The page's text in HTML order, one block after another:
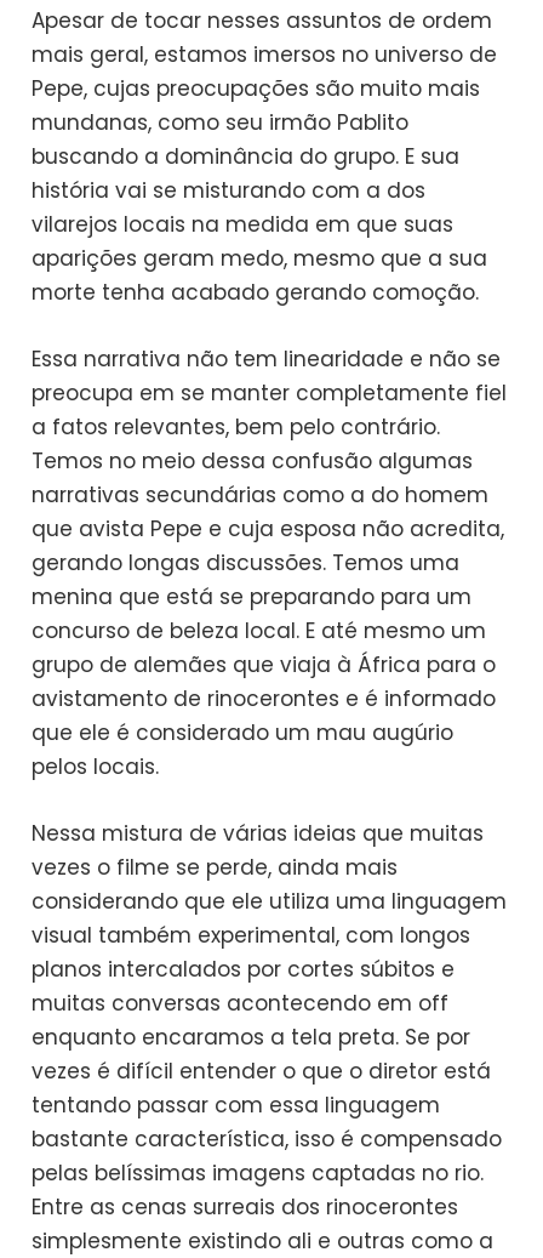
Apesar de tocar nesses assuntos de ordem
mais geral, estamos imersos no universo de
Pepe, cujas preocupações são muito mais
mundanas, como seu irmão Pablito
buscando a dominância do grupo. E sua
história vai se misturando com a dos
vilarejos locais na medida em que suas
aparições geram medo, mesmo que a sua
morte tenha acabado gerando comoção.
Essa narrativa não tem linearidade e não se
preocupa em se manter completamente fiel
a fatos relevantes, bem pelo contrário.
Temos no meio dessa confusão algumas
narrativas secundárias como a do homem
que avista Pepe e cuja esposa não acredita,
gerando longas discussões. Temos uma
menina que está se preparando para um
concurso de beleza local. E até mesmo um
grupo de alemães que viaja à África para o
avistamento de rinocerontes e é informado
que ele é considerado um mau augúrio
pelos locais.
Nessa mistura de várias ideias que muitas
vezes o filme se perde, ainda mais
considerando que ele utiliza uma linguagem
visual também experimental, com longos
planos intercalados por cortes súbitos e
muitas conversas acontecendo em off
enquanto encaramos a tela preta. Se por
vezes é difícil entender o que o diretor está
tentando passar com essa linguagem
bastante característica, isso é compensado
pelas belíssimas imagens captadas no rio.
Entre as cenas surreais dos rinocerontes
simplesmente existindo ali e outras como a